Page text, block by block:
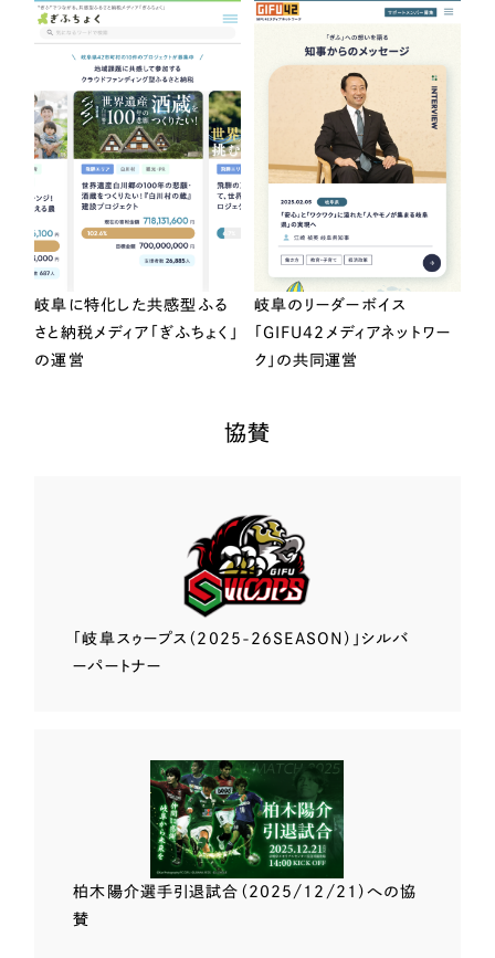
岐阜に特化した共感型ふる
さと納税メディア「ぎふちょく」
の運営
岐阜のリーダーボイス
「GIFU42メディアネットワー
ク」の共同運営
協賛
「岐阜スゥープス （2025-26SEASON）」 シルバ
ーパートナー
柏木陽介選手引退試合（2025/12/21）への協
賛